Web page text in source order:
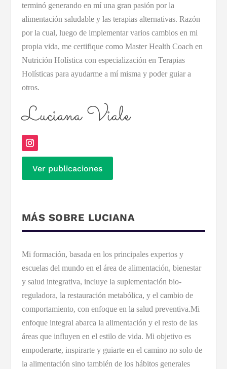
terminó generando en mí una gran pasión por la
alimentación saludable y las terapias alternativas. Razón
por la cual, luego de implementar varios cambios en mi
propia vida, me certifique como Master Health Coach en
Nutrición Holística con especialización en Terapias
Holísticas para ayudarme a mí misma y poder guiar a
otros.
Luciana Viale
Ver publicaciones
MÁS SOBRE LUCIANA
Mi formación, basada en los principales expertos y
escuelas del mundo en el área de alimentación, bienestar
y salud integrativa, incluye la suplementación bio-
reguladora, la restauración metabólica, y el cambio de
comportamiento, con enfoque en la salud preventiva.Mi
enfoque integral abarca la alimentación y el resto de las
áreas que influyen en el estilo de vida. Mi objetivo es
empoderarte, inspirarte y guiarte en el camino no solo de
la alimentación sino también de los hábitos generales